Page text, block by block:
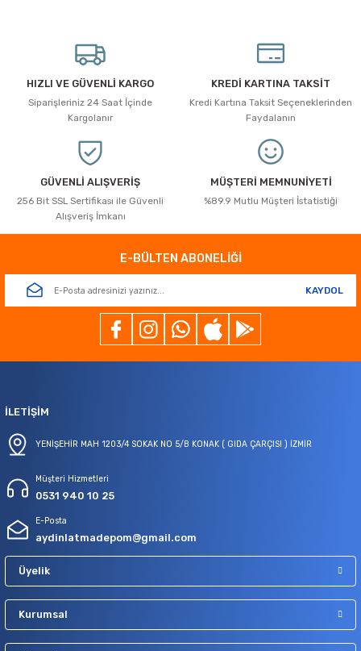
Ürün açıklamasında eksik bilgiler bulunuyor.
Ürün bilgilerinde hatalar bulunuyor.
Ürün fiyatı diğer sitelerden daha pahalı.
Bu ürüne benzer farklı alternatifler olmalı.
HIZLI VE GÜVENLİ KARGO
Siparişleriniz 24 Saat İçinde
Kargolanır
KREDİ KARTINA TAKSİT
Kredi Kartına Taksit Seçeneklerinden
Faydalanın
GÜVENLİ ALIŞVERİŞ
256 Bit SSL Sertifikası ile Güvenli
Alışveriş İmkanı
MÜŞTERİ MEMNUNİYETİ
%89.9 Mutlu Müşteri İstatistiği
E-BÜLTEN ABONELİĞİ
KAYDOL
İLETİŞİM
YENİŞEHİR MAH 1203/4 SOKAK NO 5/B KONAK ( GIDA ÇARÇISI ) İZMİR
Müşteri Hizmetleri
0531 940 10 25
E-Posta
aydinlatmadepom@gmail.com
Üyelik
Kurumsal